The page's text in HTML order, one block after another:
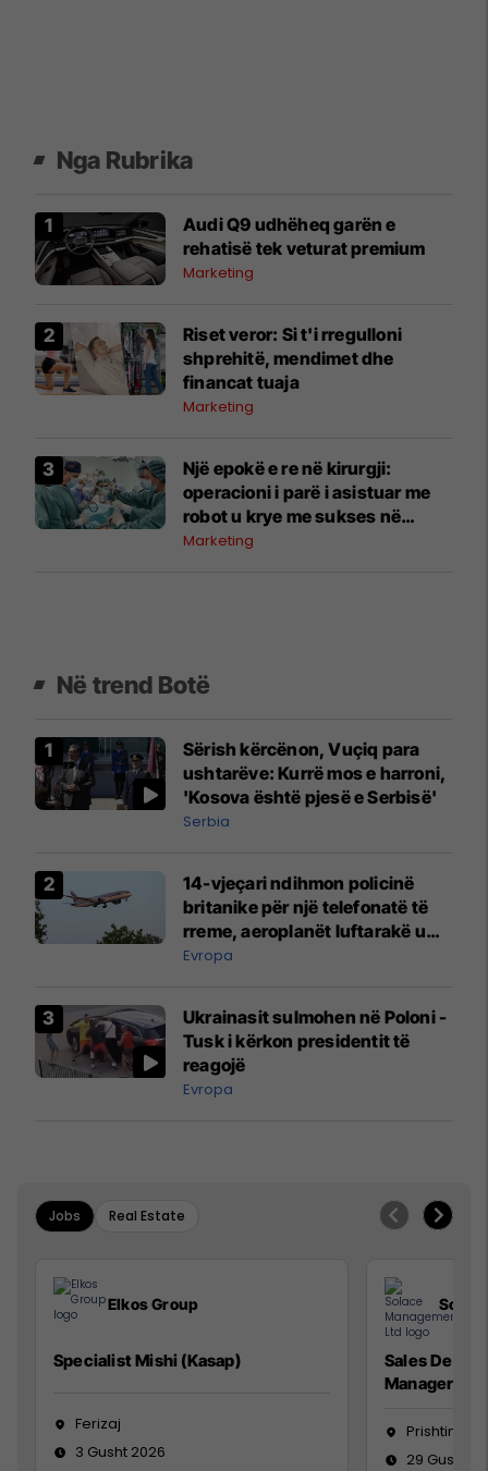
Nga Rubrika
Audi Q9 udhëheq garën e
rehatisë tek veturat premium
Marketing
Riset veror: Si t'i rregulloni
shprehitë, mendimet dhe
financat tuaja
Marketing
Një epokë e re në kirurgji:
operacioni i parë i asistuar me
robot u krye me sukses në
Spitalin Klinik “Acibadem
Marketing
Në trend Botë
Sërish kërcënon, Vuçiq para
ushtarëve: Kurrë mos e harroni,
'Kosova është pjesë e Serbisë'
Serbia
14-vjeçari ndihmon policinë
britanike për një telefonatë të
rreme, aeroplanët luftarakë u
ngritën në ajër për të
Mançesterit
Evropa
Ukrainasit sulmohen në Poloni -
Tusk i kërkon presidentit të
reagojë
Evropa
Jobs Real Estate
Elkos Group
Specialist Mishi (Kasap)
Ferizaj
3 Gusht 2026
Sales
Manager
Prishtinë
29 Gusht